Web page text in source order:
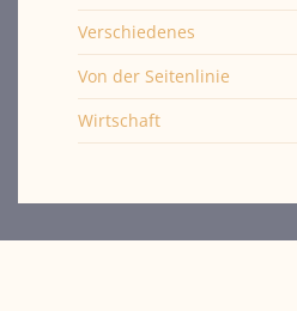
Verschiedenes
Von der Seitenlinie
Wirtschaft